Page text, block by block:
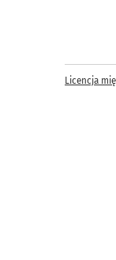
Licencja